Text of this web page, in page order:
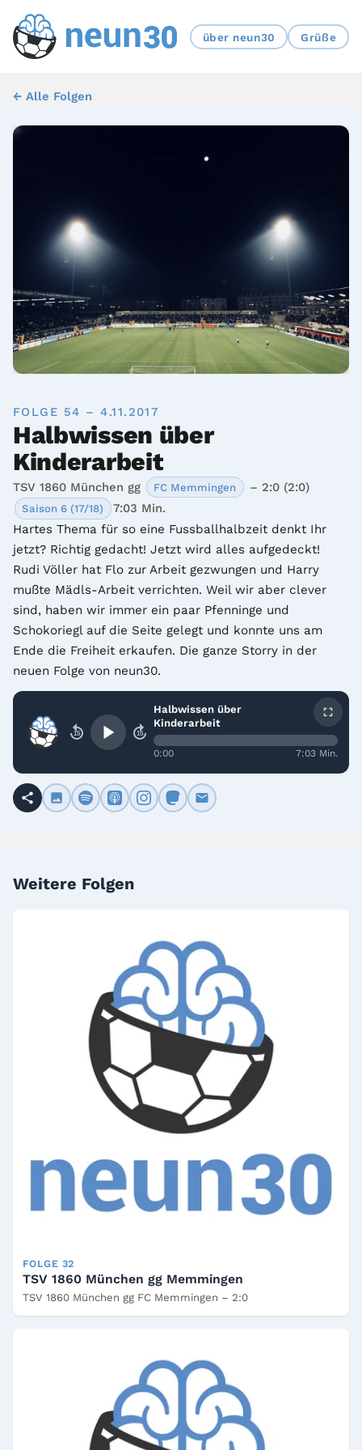
über neun30 Grüße
← Alle Folgen
FOLGE 54 – 4.11.2017
Halbwissen über
Kinderarbeit
TSV 1860 München gg FC Memmingen – 2:0 (2:0)
Saison 6 (17/18)
7:03 Min.
Hartes Thema für so eine Fussballhalbzeit denkt Ihr
jetzt? Richtig gedacht! Jetzt wird alles aufgedeckt!
Rudi Völler hat Flo zur Arbeit gezwungen und Harry
mußte Mädls-Arbeit verrichten. Weil wir aber clever
sind, haben wir immer ein paar Pfenninge und
Schokoriegl auf die Seite gelegt und konnte uns am
Ende die Freiheit erkaufen. Die ganze Storry in der
neuen Folge von neun30.
15 15
Halbwissen über
Kinderarbeit
0:00 7:03 Min.
Weitere Folgen
FOLGE 32
TSV 1860 München gg Memmingen
TSV 1860 München gg FC Memmingen – 2:0